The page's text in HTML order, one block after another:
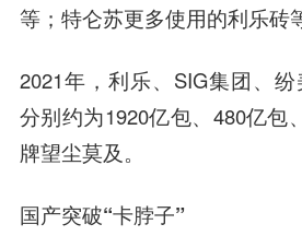
等；特仑苏更多使用的利乐
2021年，利乐、SIG集团、
分别约为1920亿包、480亿包
牌望尘莫及。
国产突破“卡脖子”